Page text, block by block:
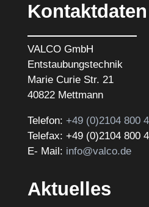
Kontaktdaten
VALCO GmbH
Entstaubungstechnik
Marie Curie Str. 21
40822 Mettmann
Telefon: +49 (0)2104 800
Telefax: +49 (0)2104 800
E- Mail: info@valco.de
Aktuelles